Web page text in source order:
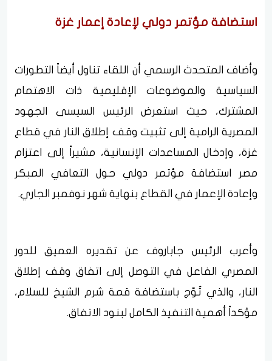
استضافة مؤتمر دولي لإعادة إعمار غزة
‏وأضاف المتحدث الرسمي أن اللقاء تناول أيضاً التطورات
السياسية والموضوعات الإقليمية ذات الاهتمام
المشترك، حيث استعرض الرئيس السيسى الجهود
المصرية الرامية إلى تثبيت وقف إطلاق النار في قطاع
غزة، وإدخال المساعدات الإنسانية، مشيراً إلى اعتزام
مصر استضافة مؤتمر دولي حول التعافي المبكر
وإعادة الإعمار في القطاع بنهاية شهر نوفمبر الجاري.
وأعرب الرئيس جاباروف عن تقديره العميق للدور
المصري الفاعل في التوصل إلى اتفاق وقف إطلاق
النار، والذي تُوّج باستضافة قمة شرم الشيخ للسلام،
مؤكداً أهمية التنفيذ الكامل لبنود الاتفاق.